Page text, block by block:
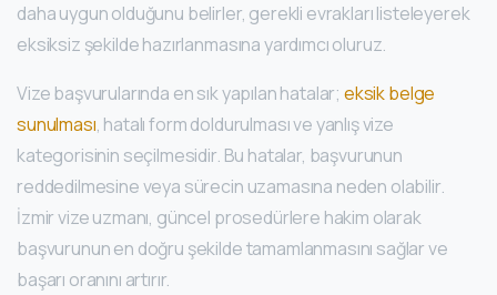
daha uygun olduğunu belirler, gerekli evrakları listeleyerek
eksiksiz şekilde hazırlanmasına yardımcı oluruz.
Vize başvurularında en sık yapılan hatalar; eksik belge
sunulması, hatalı form doldurulması ve yanlış vize
kategorisinin seçilmesidir. Bu hatalar, başvurunun
reddedilmesine veya sürecin uzamasına neden olabilir.
İzmir vize uzmanı, güncel prosedürlere hakim olarak
başvurunun en doğru şekilde tamamlanmasını sağlar ve
başarı oranını artırır.